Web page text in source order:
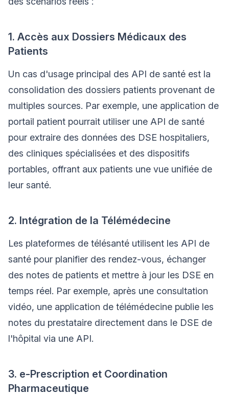
1. Accès aux Dossiers Médicaux des
Patients
Un cas d'usage principal des API de santé est la
consolidation des dossiers patients provenant de
multiples sources. Par exemple, une application de
portail patient pourrait utiliser une API de santé
pour extraire des données des DSE hospitaliers,
des cliniques spécialisées et des dispositifs
portables, offrant aux patients une vue unifiée de
leur santé.
2. Intégration de la Télémédecine
Les plateformes de télésanté utilisent les API de
santé pour planifier des rendez-vous, échanger
des notes de patients et mettre à jour les DSE en
temps réel. Par exemple, après une consultation
vidéo, une application de télémédecine publie les
notes du prestataire directement dans le DSE de
l'hôpital via une API.
3. e-Prescription et Coordination
Pharmaceutique